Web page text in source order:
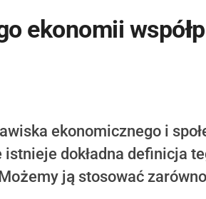
ekonomii
ekonomicznego i
dokładna definicja
ją stosować